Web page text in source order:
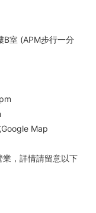
B室 (APM步行一分
Map
，詳情請留意以下